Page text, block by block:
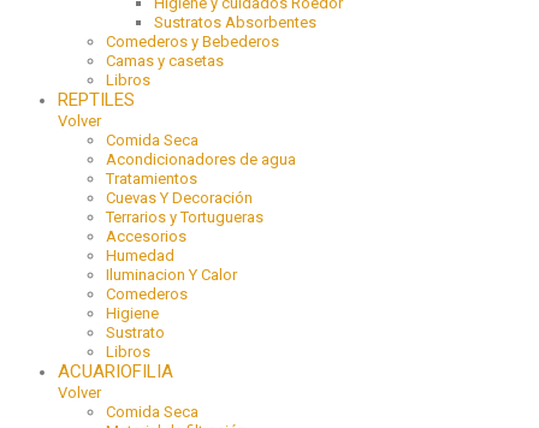
Sustratos Absorbentes
Comederos y Bebederos
Camas y casetas
Libros
REPTILES
Volver
Comida Seca
Acondicionadores de agua
Tratamientos
Cuevas Y Decoración
Terrarios y Tortugueras
Accesorios
Humedad
Iluminacion Y Calor
Comederos
Higiene
Sustrato
Libros
ACUARIOFILIA
Volver
Comida Seca